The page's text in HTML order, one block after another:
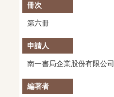
第六冊
南一書局企業股份有限公司